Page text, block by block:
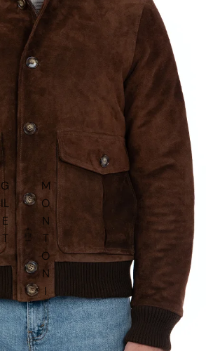
G
IL
E
T
M
O
N
T
O
N
I